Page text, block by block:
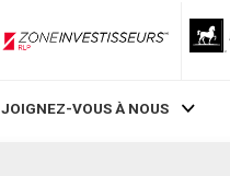
ZoneInvestisseurs RLP
JOIGNEZ-VOUS À NOUS